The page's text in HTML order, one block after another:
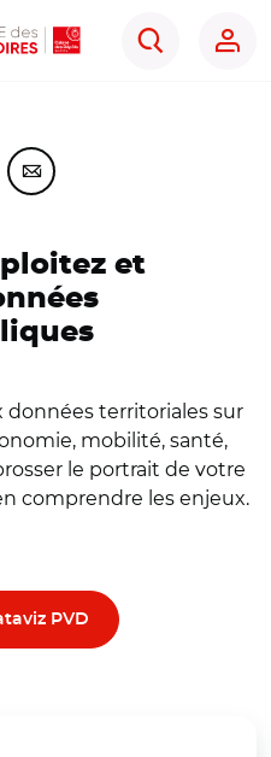
Rechercher
sur Facebook
page sur Linkedin
cette page sur Twitter
Partager cette page sur
et
territoriales sur
mobilité, santé,
le portrait de votre
comprendre les enjeux.
PVD